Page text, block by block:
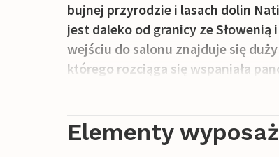
bujnej przyrodzie i lasach dolin
jest daleko od granicy ze
wejściu do salonu znajduje się
którego rozciąga się wspaniała
kilka metrów prowadzi na
do kwatery i innych obszarów jest
rowerowe na krótkie i długie
miasteczka Cividale del Friuli;
Elementy